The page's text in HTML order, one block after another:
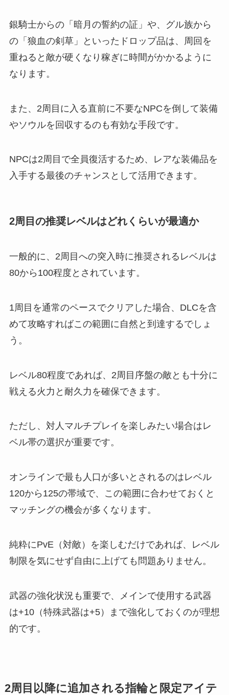
銀騎士からの「暗月の誓約の証」や、グル族から
の「狼血の剣草」といったドロップ品は、周回を
重ねると敵が硬くなり稼ぎに時間がかかるように
なります。
また、2周目に入る直前に不要なNPCを倒して装備
やソウルを回収するのも有効な手段です。
NPCは2周目で全員復活するため、レアな装備品を
入手する最後のチャンスとして活用できます。
2周目の推奨レベルはどれくらいが最適か
一般的に、2周目への突入時に推奨されるレベルは
80から100程度とされています。
1周目を通常のペースでクリアした場合、DLCを含
めて攻略すればこの範囲に自然と到達するでしょ
う。
レベル80程度であれば、2周目序盤の敵とも十分に
戦える火力と耐久力を確保できます。
ただし、対人マルチプレイを楽しみたい場合はレ
ベル帯の選択が重要です。
オンラインで最も人口が多いとされるのはレベル
120から125の帯域で、この範囲に合わせておくと
マッチングの機会が多くなります。
純粋にPvE（対敵）を楽しむだけであれば、レベル
制限を気にせず自由に上げても問題ありません。
武器の強化状況も重要で、メインで使用する武器
は+10（特殊武器は+5）まで強化しておくのが理想
的です。
2周目以降に追加される指輪と限定アイテ